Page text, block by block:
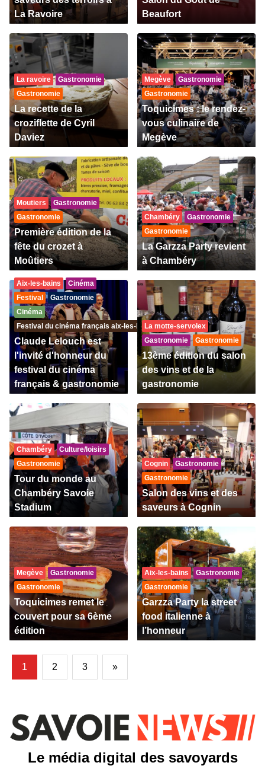
La Ravoire
Beaufort
La ravoire
Gastronomie
Gastronomie
La recette de la
croziflette de Cyril
Daviez
Megève
Gastronomie
Gastronomie
Toquicimes : le rendez-
vous culinaire de
Megève
Moutiers
Gastronomie
Gastronomie
Première édition de la
fête du crozet à
Moûtiers
Chambéry
Gastronomie
Gastronomie
La Garzza Party revient
à Chambéry
Aix-les-bains
Cinéma
Festival
Gastronomie
Cinéma
Festival du cinéma français aix-les-bains & gastronomie
Claude Lelouch est
l'invité d'honneur du
festival du cinéma
français & gastronomie
La motte-servolex
Gastronomie
Gastronomie
13ème édition du salon
des vins et de la
gastronomie
Chambéry
Culture/loisirs
Gastronomie
Tour du monde au
Chambéry Savoie
Stadium
Cognin
Gastronomie
Gastronomie
Salon des vins et des
saveurs à Cognin
Megève
Gastronomie
Gastronomie
Toquicimes remet le
couvert pour sa 6ème
édition
Aix-les-bains
Gastronomie
Gastronomie
Garzza Party la street
food italienne à
l’honneur
1 2 3 »
Le média digital des savoyards